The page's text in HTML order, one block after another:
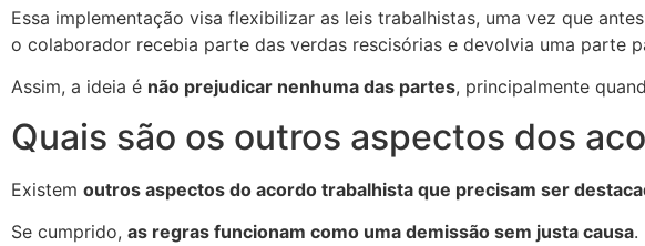
Essa implementação visa flexibilizar as leis trabalhistas, uma vez que
o colaborador recebia parte das verdas rescisórias e devolvia uma parte
Assim, a ideia é não prejudicar nenhuma das partes, principalmente
Quais são os outros aspectos dos
Existem outros aspectos do acordo trabalhista que precisam ser
Se cumprido, as regras funcionam como uma demissão sem justa causa.